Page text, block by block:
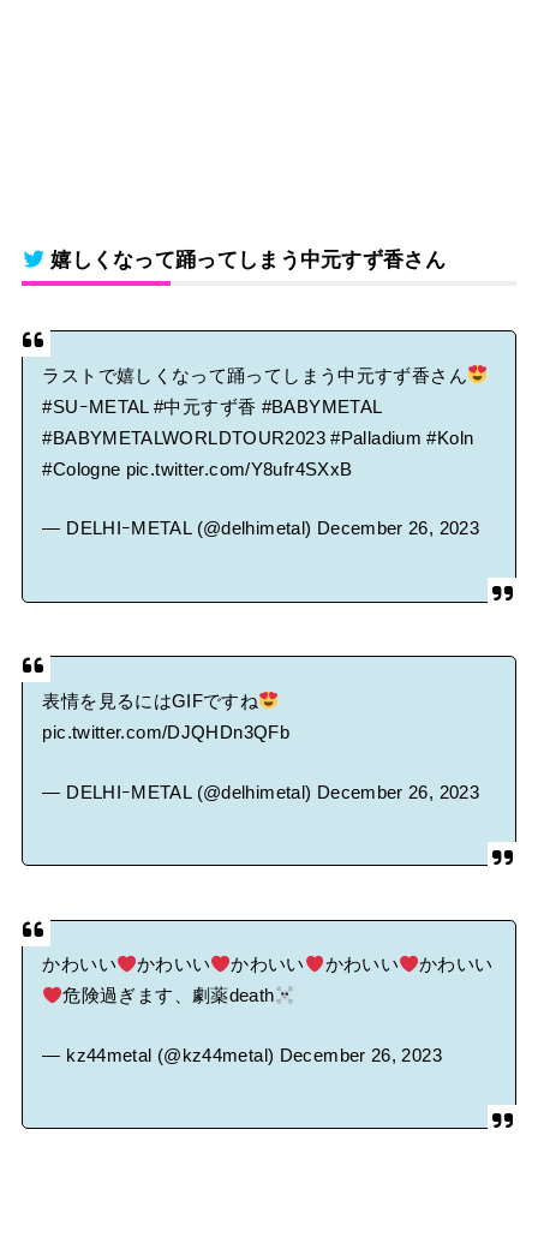
嬉しくなって踊ってしまう中元すず香さん
ラストで嬉しくなって踊ってしまう中元すず香さん
#SUｰMETAL #中元すず香 #BABYMETAL
#BABYMETALWORLDTOUR2023 #Palladium #Koln
#Cologne pic.twitter.com/Y8ufr4SXxB
— DELHIｰMETAL (@delhimetal) December 26, 2023
表情を見るにはGIFですね
pic.twitter.com/DJQHDn3QFb
— DELHIｰMETAL (@delhimetal) December 26, 2023
かわいい かわいい かわいい かわいい
かわいい
危険過ぎます、劇薬death
— kz44metal (@kz44metal) December 26, 2023